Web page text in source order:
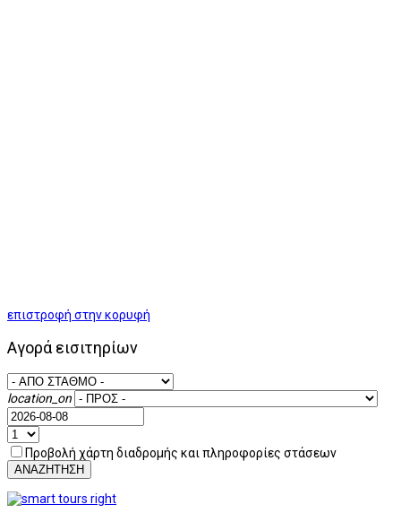
επιστροφή στην κορυφή
Αγορά εισιτηρίων
location_on
Προβολή χάρτη διαδρομής και πληροφορίες στάσεων
ΑΝΑΖΗΤΗΣΗ